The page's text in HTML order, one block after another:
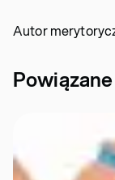
Autor